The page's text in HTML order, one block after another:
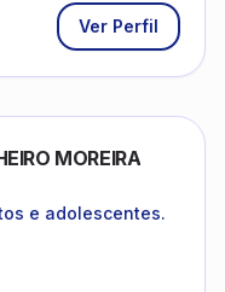
Ver Perfil
MOREIRA
e adolescentes.